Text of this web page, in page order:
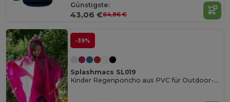
Günstigste:
43,06 €64,86 €
-39%
Splashmacs SL019
Kinder Regenponcho aus PVC für Outdoor-Abenteuer